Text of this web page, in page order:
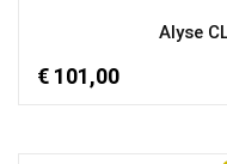
Alyse
€ 101,00